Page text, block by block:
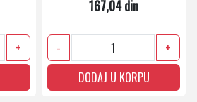
+
167,04 din
-
+
DODAJ U KORPU